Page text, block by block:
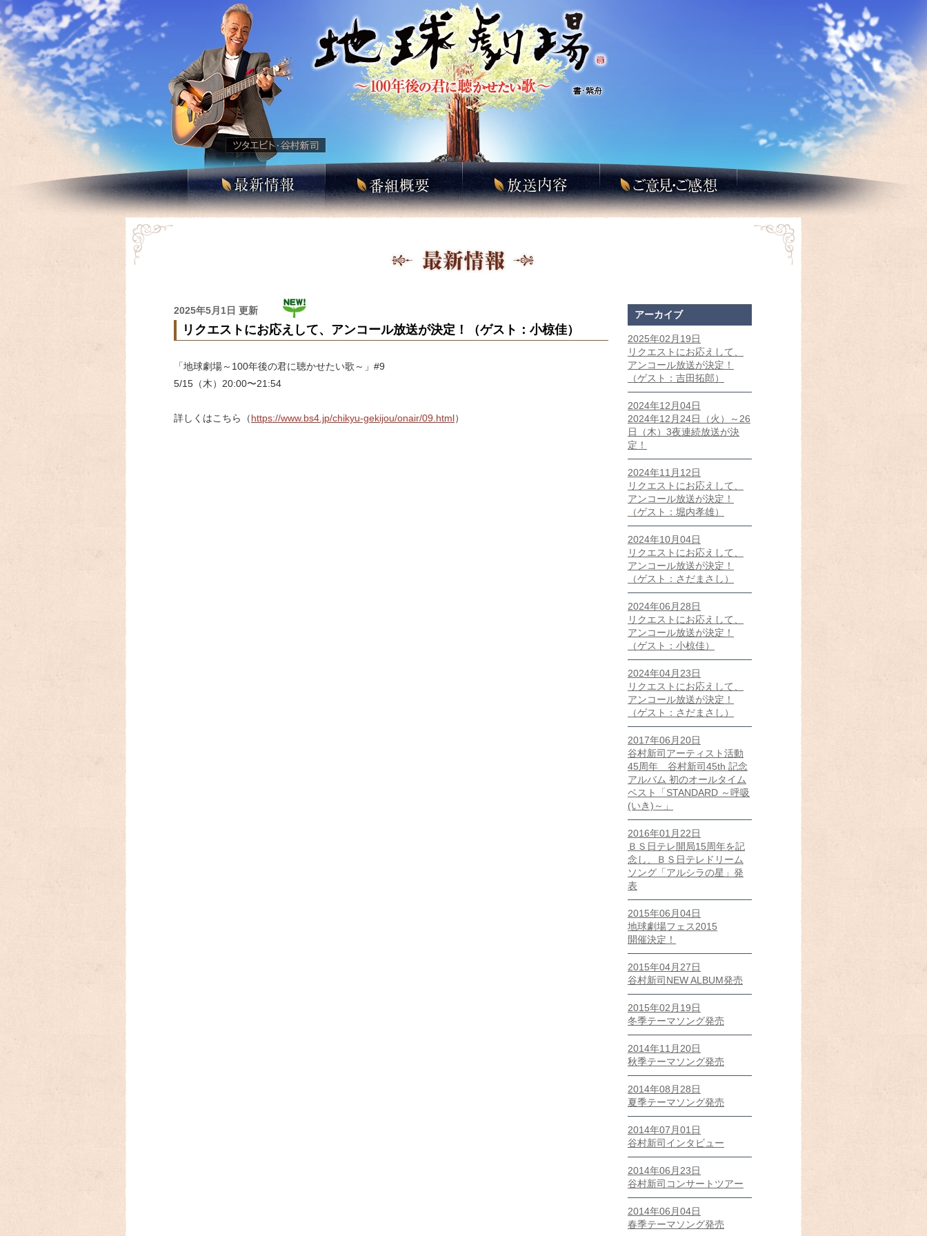
2025年5月1日 更新
リクエストにお応えして、アンコール放送が決定！（ゲスト：小椋佳）
「地球劇場～100年後の君に聴かせたい歌～」#9
5/15（木）20:00〜21:54
詳しくはこちら（https://www.bs4.jp/chikyu-gekijou/onair/09.html）
アーカイブ
2025年02月19日
リクエストにお応えして、
アンコール放送が決定！
（ゲスト：吉田拓郎）
2024年12月04日
2024年12月24日（火）～26
日（木）3夜連続放送が決
定！
2024年11月12日
リクエストにお応えして、
アンコール放送が決定！
（ゲスト：堀内孝雄）
2024年10月04日
リクエストにお応えして、
アンコール放送が決定！
（ゲスト：さだまさし）
2024年06月28日
リクエストにお応えして、
アンコール放送が決定！
（ゲスト：小椋佳）
2024年04月23日
リクエストにお応えして、
アンコール放送が決定！
（ゲスト：さだまさし）
2017年06月20日
谷村新司アーティスト活動
45周年 谷村新司45th 記念
アルバム 初のオールタイム
ベスト「STANDARD ～呼吸
(いき)～」
2016年01月22日
ＢＳ日テレ開局15周年を記
念し、ＢＳ日テレドリーム
ソング「アルシラの星」発
表
2015年06月04日
地球劇場フェス2015
開催決定！
2015年04月27日
谷村新司NEW ALBUM発売
2015年02月19日
冬季テーマソング発売
2014年11月20日
秋季テーマソング発売
2014年08月28日
夏季テーマソング発売
2014年07月01日
谷村新司インタビュー
2014年06月23日
谷村新司コンサートツアー
2014年06月04日
春季テーマソング発売